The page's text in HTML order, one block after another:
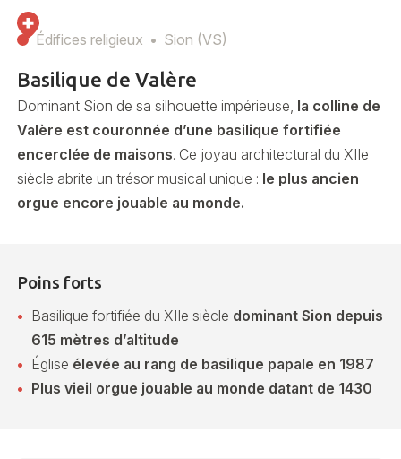
Édifices religieux Sion (VS)
Basilique de Valère
Dominant Sion de sa silhouette impérieuse, la colline de
Valère est couronnée d’une basilique fortifiée
encerclée de maisons. Ce joyau architectural du XIIe
siècle abrite un trésor musical unique : le plus ancien
orgue encore jouable au monde.
Poins forts
Basilique fortifiée du XIIe siècle dominant Sion depuis
615 mètres d’altitude
Église élevée au rang de basilique papale en 1987
Plus vieil orgue jouable au monde datant de 1430